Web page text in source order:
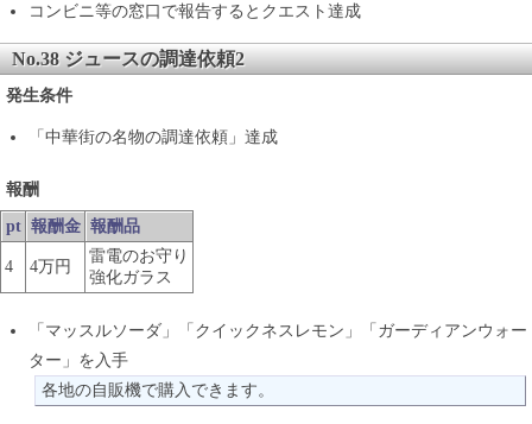
コンビニ等の窓口で報告するとクエスト達成
No.38 ジュースの調達依頼2
発生条件
「中華街の名物の調達依頼」達成
報酬
pt 報酬金 報酬品
4 4万円
雷電のお守り
強化ガラス
「マッスルソーダ」「クイックネスレモン」「ガーディアンウォー
ター」を入手
各地の自販機で購入できます。